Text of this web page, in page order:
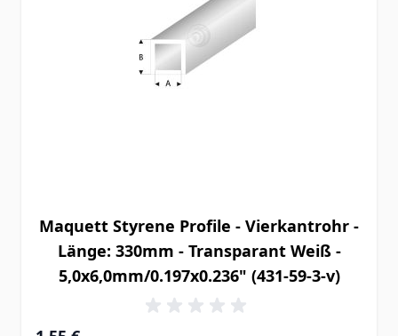
Maquett Styrene Profile - Vierkantrohr -
Länge: 330mm - Transparant Weiß -
5,0x6,0mm/0.197x0.236" (431-59-3-v)